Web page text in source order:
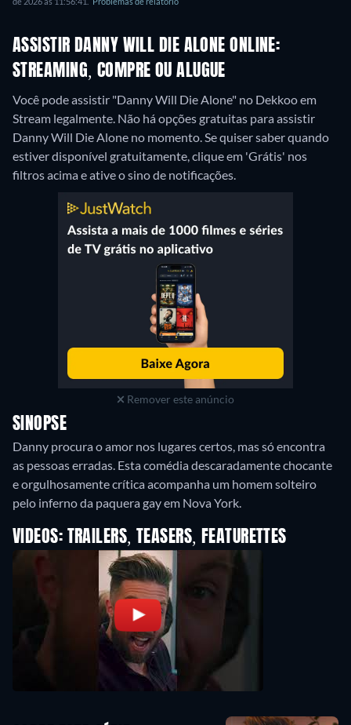
ASSISTIR DANNY WILL DIE ALONE ONLINE:
STREAMING, COMPRE OU ALUGUE
Você pode assistir "Danny Will Die Alone" no Dekkoo em
Stream legalmente. Não há opções gratuitas para assistir
Danny Will Die Alone no momento. Se quiser saber quando
estiver disponível gratuitamente, clique em 'Grátis' nos
filtros acima e ative o sino de notificações.
Remover este anúncio
SINOPSE
Danny procura o amor nos lugares certos, mas só encontra
as pessoas erradas. Esta comédia descaradamente chocante
e orgulhosamente crítica acompanha um homem solteiro
VIDEOS: TRAILERS, TEASERS, FEATURETTES